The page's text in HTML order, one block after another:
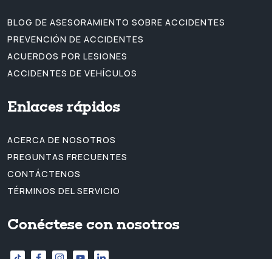
BLOG DE ASESORAMIENTO SOBRE ACCIDENTES
PREVENCIÓN DE ACCIDENTES
ACUERDOS POR LESIONES
ACCIDENTES DE VEHÍCULOS
Enlaces rápidos
ACERCA DE NOSOTROS
PREGUNTAS FRECUENTES
CONTÁCTENOS
TÉRMINOS DEL SERVICIO
Conéctese con nosotros